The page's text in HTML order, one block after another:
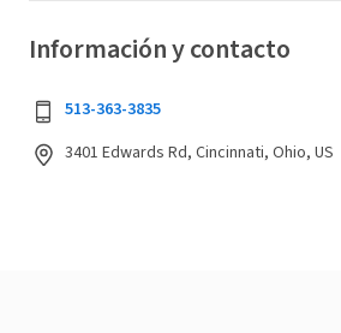
Información y contacto
513-363-3835
3401 Edwards Rd, Cincinnati, Ohio, US